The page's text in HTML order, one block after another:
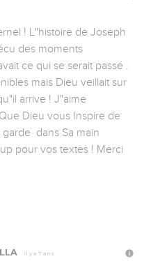
! L"histoire de Joseph
des moments
ce qui se serait passé .
mais Dieu veillait sur
arrive ! J"aime
Dieu vous Inspire de
dans Sa main
pour vos textes ! Merci
Il y a 7 ans